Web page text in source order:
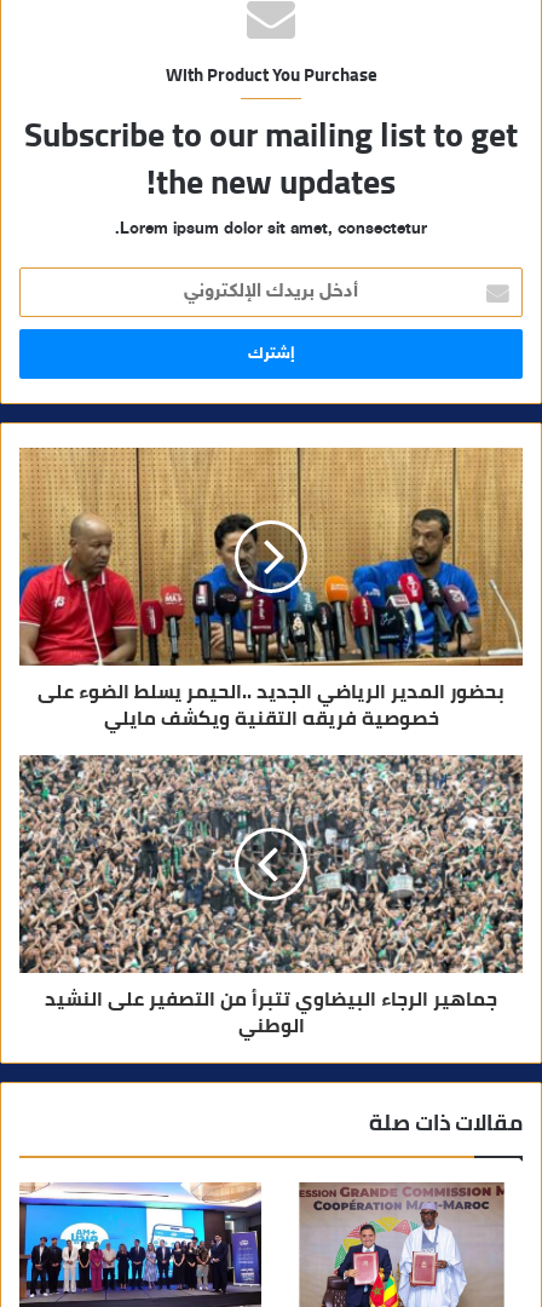
With Product You Purchase
Subscribe to our mailing list to get
the new updates!
Lorem ipsum dolor sit amet, consectetur.
خ
ل
ر
ا
ل
إ
ل
ك
ت
ر
و
ي
بحضور المدير الرياضي الجديد ..الحيمر يسلط الضوء على
خصوصية فريقه التقنية ويكشف مايلي
جماهير الرجاء البيضاوي تتبرأ من التصفير على النشيد
الوطني
مقالات ذات صلة